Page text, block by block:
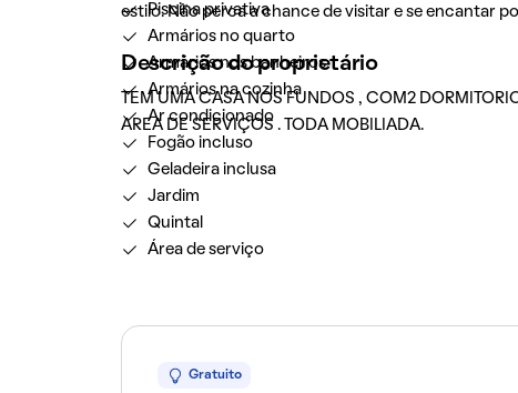
estilo. Não perca a chance de visitar e se encantar
Descrição do proprietário
TEM UMA CASA NOS FUNDOS , COM2
AREA DE SERVIÇOS . TODA MOBILIADA.
Piscina privativa
Armários no quarto
Armários nos banheiros
Armários na cozinha
Ar condicionado
Fogão incluso
Geladeira inclusa
Jardim
Quintal
Área de serviço
Gratuito